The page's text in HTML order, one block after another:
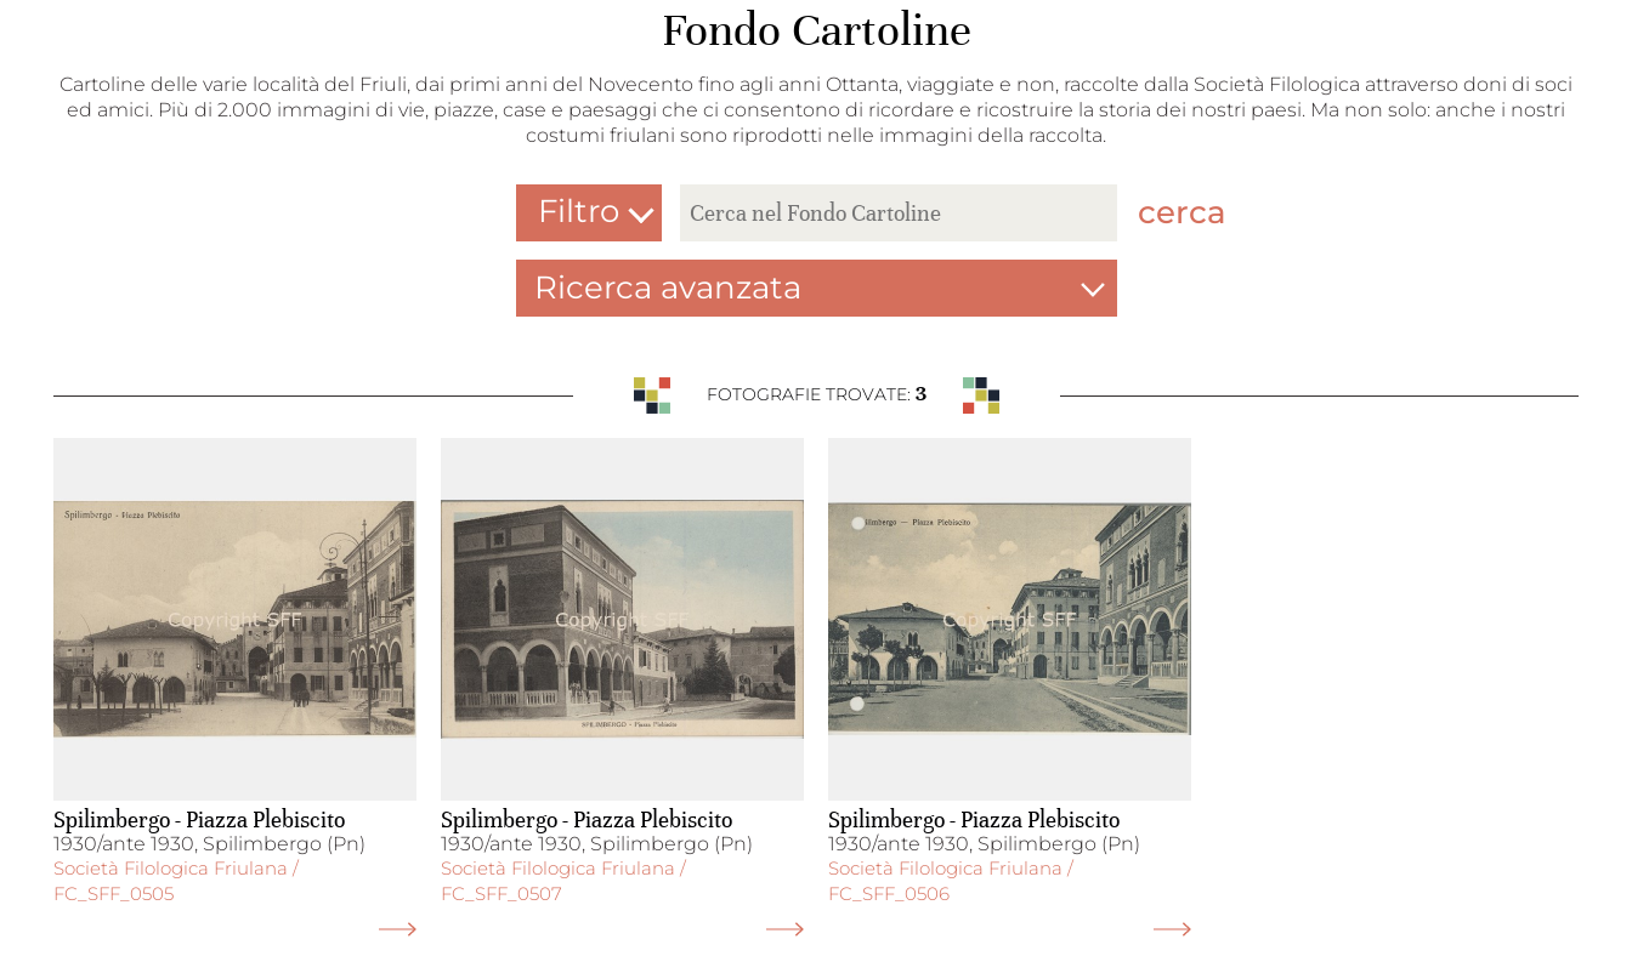
Fondo Cartoline
Cartoline delle varie località del Friuli, dai primi anni del Novecento fino agli anni Ottanta, viaggiate e non, raccolte dalla Società Filologica attraverso doni di soci
ed amici. Più di 2.000 immagini di vie, piazze, case e paesaggi che ci consentono di ricordare e ricostruire la storia dei nostri paesi. Ma non solo: anche i nostri
costumi friulani sono riprodotti nelle immagini della raccolta.
Filtro
cerca
Ricerca avanzata
FOTOGRAFIE TROVATE: 3
Spilimbergo - Piazza Plebiscito
1930/ante 1930, Spilimbergo (Pn)
Società Filologica Friulana /
FC_SFF_0505
Spilimbergo - Piazza Plebiscito
1930/ante 1930, Spilimbergo (Pn)
Società Filologica Friulana /
FC_SFF_0507
Spilimbergo - Piazza Plebiscito
1930/ante 1930, Spilimbergo (Pn)
Società Filologica Friulana /
FC_SFF_0506